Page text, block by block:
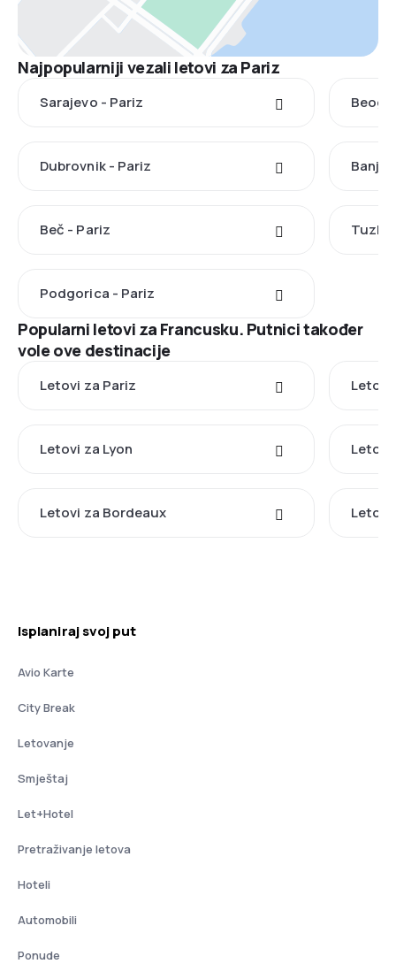
Najpopularniji vezali letovi za Pariz
Sarajevo - Pariz
Dubrovnik - Pariz Banja
Beč - Pariz Tuzla
Podgorica - Pariz
Popularni letovi za Francusku. Putnici također
vole ove destinacije
Letovi za Pariz Letovi
Letovi za Lyon Letovi
Letovi za Bordeaux Letovi
Isplaniraj svoj put
Avio Karte
City Break
Letovanje
Smještaj
Let+Hotel
Pretraživanje letova
Hoteli
Automobili
Ponude